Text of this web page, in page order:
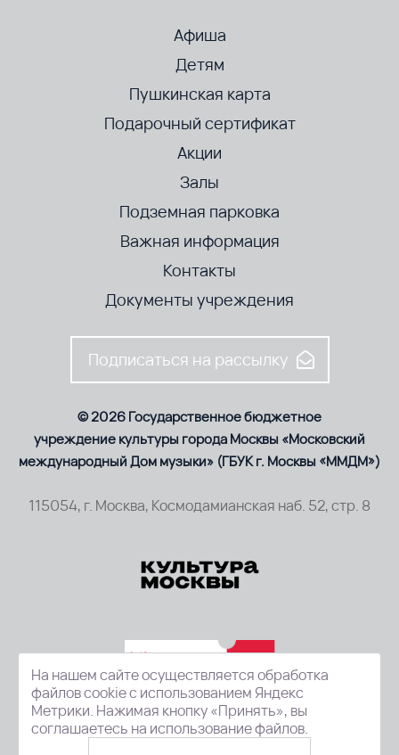
Афиша
Детям
Пушкинская карта
Подарочный сертификат
Акции
Залы
Подземная парковка
Важная информация
Контакты
Документы учреждения
Подписаться на рассылку
© 2026 Государственное бюджетное
учреждение культуры города Москвы «Московский
международный Дом музыки» (ГБУК г. Москвы «ММДМ»)
115054, г. Москва, Космодамианская наб. 52, стр. 8
На нашем сайте осуществляется обработка
файлов cookie с использованием Яндекс
Метрики. Нажимая кнопку «Принять», вы
соглашаетесь на использование файлов.